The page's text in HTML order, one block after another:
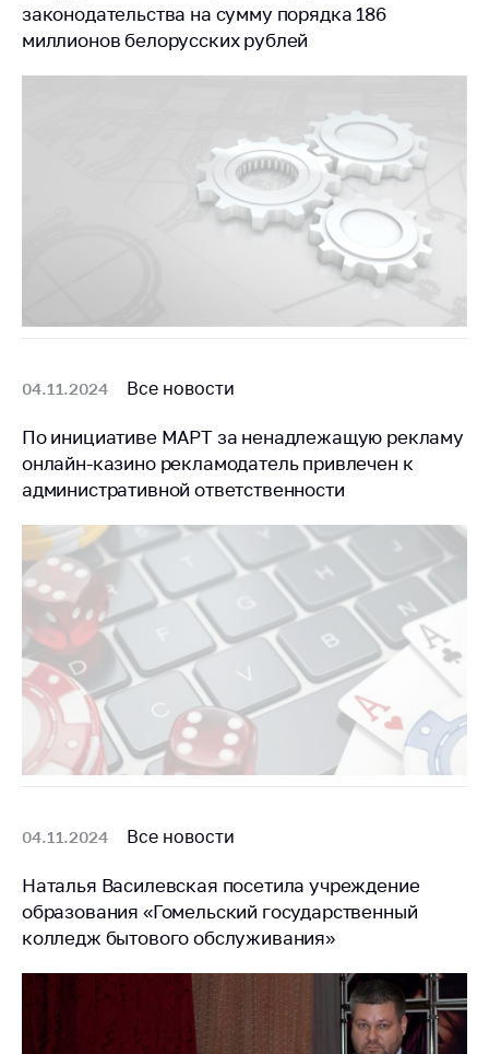
Электронные
обращения
Сообщить о росте
Сообщить о росте
цен на лекарства и
Министра
Пресс-служба
Вышестоящий
орган
Важное на сайте
Сообщить о росте
цен
Ценообразование
на лекарственные
средства, изделия
медицинского
назначения и
по установлению
факта нарушения
(отсутствия)
нарушения
антимонопольного
законодательства
Предостережения и
законодательства на сумму порядка 186
миллионов белорусских рублей
04.11.2024 Все новости
По инициативе МАРТ за ненадлежащую рекламу
онлайн-казино рекламодатель привлечен к
административной ответственности
04.11.2024 Все новости
Наталья Василевская посетила учреждение
образования «Гомельский государственный
колледж бытового обслуживания»